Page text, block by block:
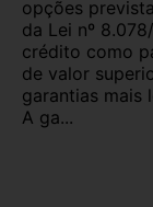
opções
da Lei nº
crédito como
de valor
garantias mais
A ga...